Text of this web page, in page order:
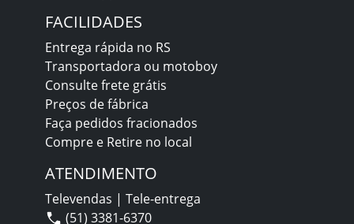
FACILIDADES
Entrega rápida no RS
Transportadora ou motoboy
Consulte frete grátis
Preços de fábrica
Faça pedidos fracionados
Compre e Retire no local
ATENDIMENTO
Televendas | Tele-entrega
(51) 3381-6370